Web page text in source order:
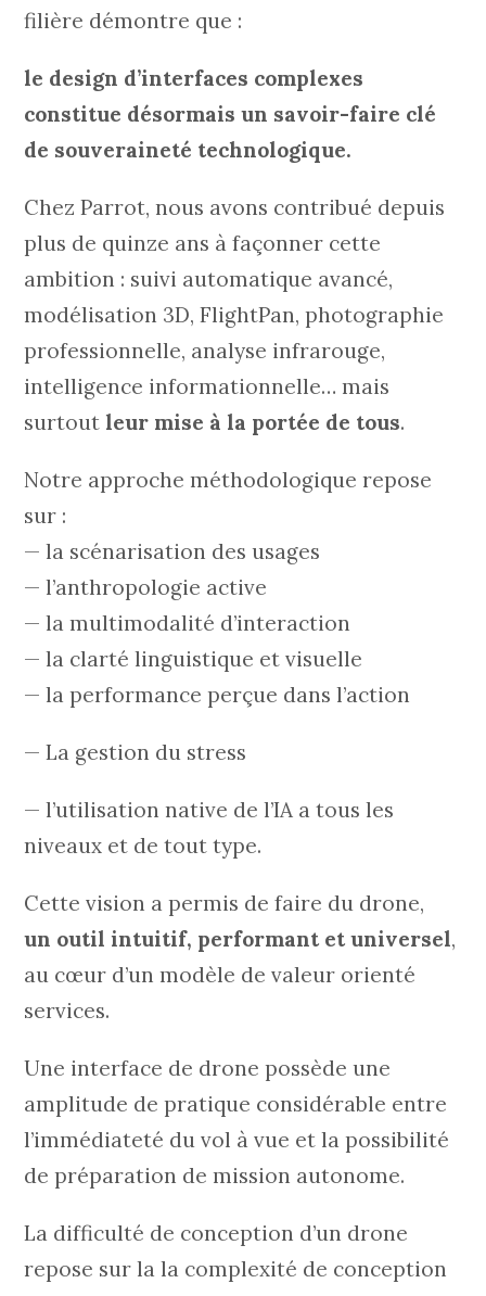
filière démontre que :
le design d’interfaces complexes
constitue désormais un savoir-faire clé
de souveraineté technologique.
Chez Parrot, nous avons contribué depuis
plus de quinze ans à façonner cette
ambition : suivi automatique avancé,
modélisation 3D, FlightPan, photographie
professionnelle, analyse infrarouge,
intelligence informationnelle… mais
surtout leur mise à la portée de tous.
Notre approche méthodologique repose
sur :
— la scénarisation des usages
— l’anthropologie active
— la multimodalité d’interaction
— la clarté linguistique et visuelle
— la performance perçue dans l’action
— La gestion du stress
— l’utilisation native de l’IA a tous les
niveaux et de tout type.
Cette vision a permis de faire du drone,
un outil intuitif, performant et universel,
au cœur d’un modèle de valeur orienté
services.
Une interface de drone possède une
amplitude de pratique considérable entre
l’immédiateté du vol à vue et la possibilité
de préparation de mission autonome.
La difficulté de conception d’un drone
repose sur la la complexité de conception